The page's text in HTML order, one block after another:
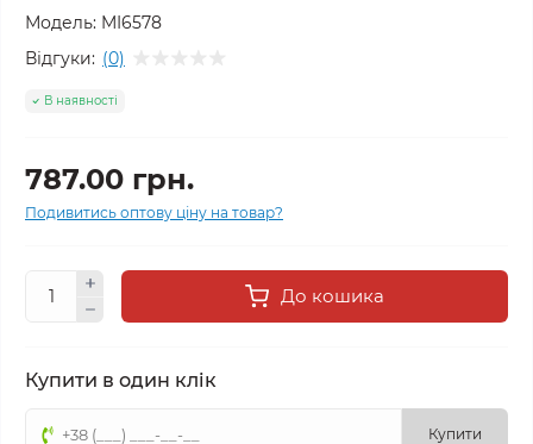
Модель: MI6578
Відгуки: (0)
В наявності
787.00 грн.
Подивитись оптову ціну на товар?
До кошика
Купити в один клік
Купити